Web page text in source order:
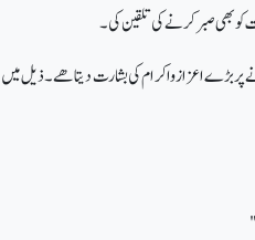
بھی صبر کرنے کی تلقین کی۔
پر بڑے اعزاز واکرام کی بشارت دیتا ھے۔ ذیل میں